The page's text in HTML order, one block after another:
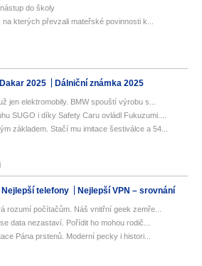
do školy
kterých převzali mateřské povinnosti k...
2025 Dálniční známka 2025
jen elektromobily. BMW spouští výrobu s...
SUGO i díky Safety Caru ovládl Fukuzumi....
základem. Stačí mu imitace šestiválce a 54...
Nejlepší telefony Nejlepší VPN – srovnání
rozumí počítačům. Náš vnitřní geek zemře...
data nezastaví. Pořídit ho mohou rodič...
Pána prstenů. Moderní pecky i histori...